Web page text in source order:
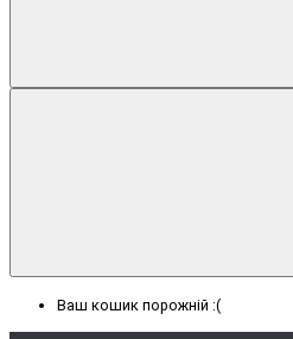
Ваш кошик порожній :(